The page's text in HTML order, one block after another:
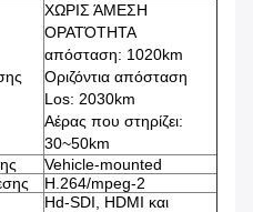
ΧΩΡΙΣ ΆΜΕΣΗ
ΟΡΑΤΌΤΗΤΑ
απόσταση: 1020km
Οριζόντια απόσταση
Los: 2030km
Αέρας που στηρίζει:
30~50km
Vehicle-mounted
H.264/mpeg-2
Hd-SDI, HDMI και